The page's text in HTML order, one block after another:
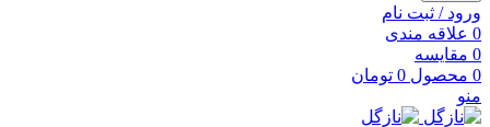
ورود / ثبت نام
0 علاقه مندی
0 مقایسه
0 محصول 0 تومان
منو